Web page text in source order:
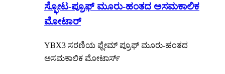
ಸ್ಫೋಟ-ಪ್ರೂಫ್ ಮೂರು-ಹಂತದ ಅಸಮಕಾಲಿಕ
ಮೋಟಾರ್
YBX3 ಸರಣಿಯ ಫ್ಲೇಮ್ ಪ್ರೂಫ್ ಮೂರು-ಹಂತದ
ಅಸಮಕಾಲಿಕ ಮೋಟಾರ್ಸ್